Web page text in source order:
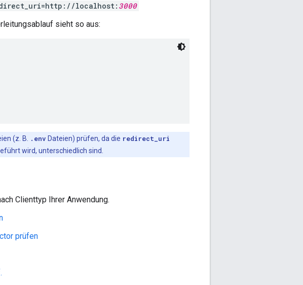
localhost: 3000
sieht so aus:
(z. B. .env Dateien) prüfen, da die redirect_uri
wird, unterschiedlich sind.
Clienttyp Ihrer Anwendung.
prüfen